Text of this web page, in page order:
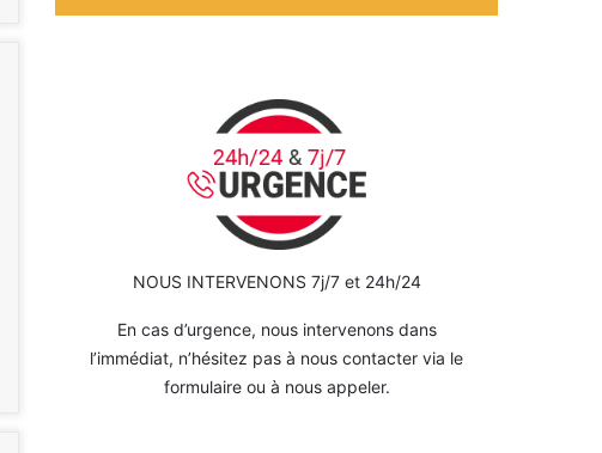
NOUS INTERVENONS 7j/7 et 24h/24
En cas d’urgence, nous intervenons dans
l’immédiat, n’hésitez pas à nous contacter via le
formulaire ou à nous appeler.